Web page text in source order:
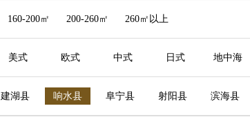
160-200㎡ 200-260㎡ 260㎡以上
美式 欧式 中式 日式 地中海
建湖县 响水县 阜宁县 射阳县 滨海县